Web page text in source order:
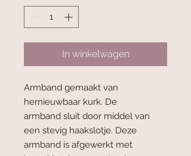
In winkelwagen
Armband gemaakt van
hernieuwbaar kurk. De
armband sluit door middel van
een stevig haakslotje. Deze
armband is afgewerkt met